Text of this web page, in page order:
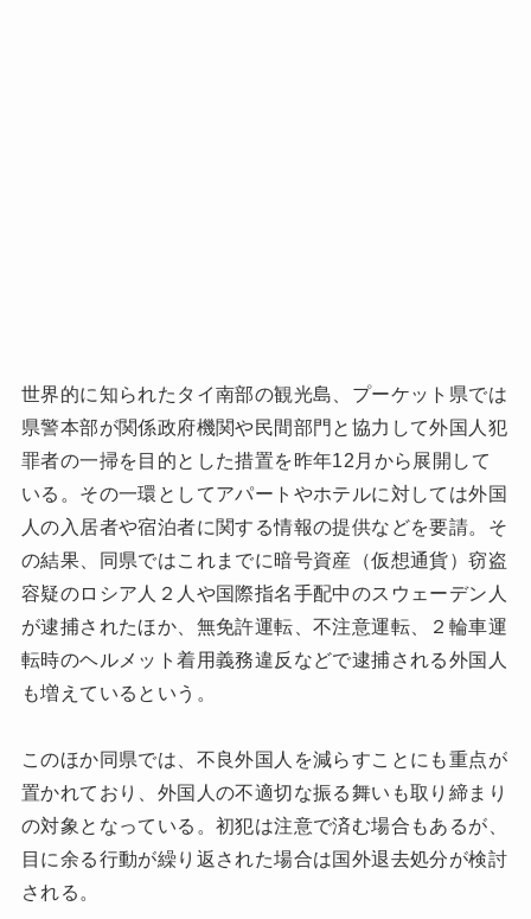
世界的に知られたタイ南部の観光島、プーケット県では
県警本部が関係政府機関や民間部門と協力して外国人犯
罪者の一掃を目的とした措置を昨年12月から展開して
いる。その一環としてアパートやホテルに対しては外国
人の入居者や宿泊者に関する情報の提供などを要請。そ
の結果、同県ではこれまでに暗号資産（仮想通貨）窃盗
容疑のロシア人２人や国際指名手配中のスウェーデン人
が逮捕されたほか、無免許運転、不注意運転、２輪車運
転時のヘルメット着用義務違反などで逮捕される外国人
も増えているという。
このほか同県では、不良外国人を減らすことにも重点が
置かれており、外国人の不適切な振る舞いも取り締まり
の対象となっている。初犯は注意で済む場合もあるが、
目に余る行動が繰り返された場合は国外退去処分が検討
される。